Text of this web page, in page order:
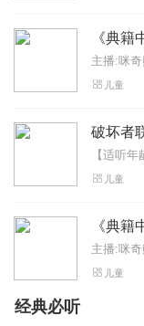
《典
主播:咪
儿童
儿童
《典
主播:咪
儿童
经典必听